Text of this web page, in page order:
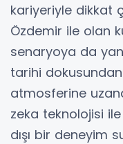
kariyeriyle dikkat
Özdemir ile olan
senaryoya da
tarihi
atmosferine
zeka teknolojisi
dışı bir deneyim